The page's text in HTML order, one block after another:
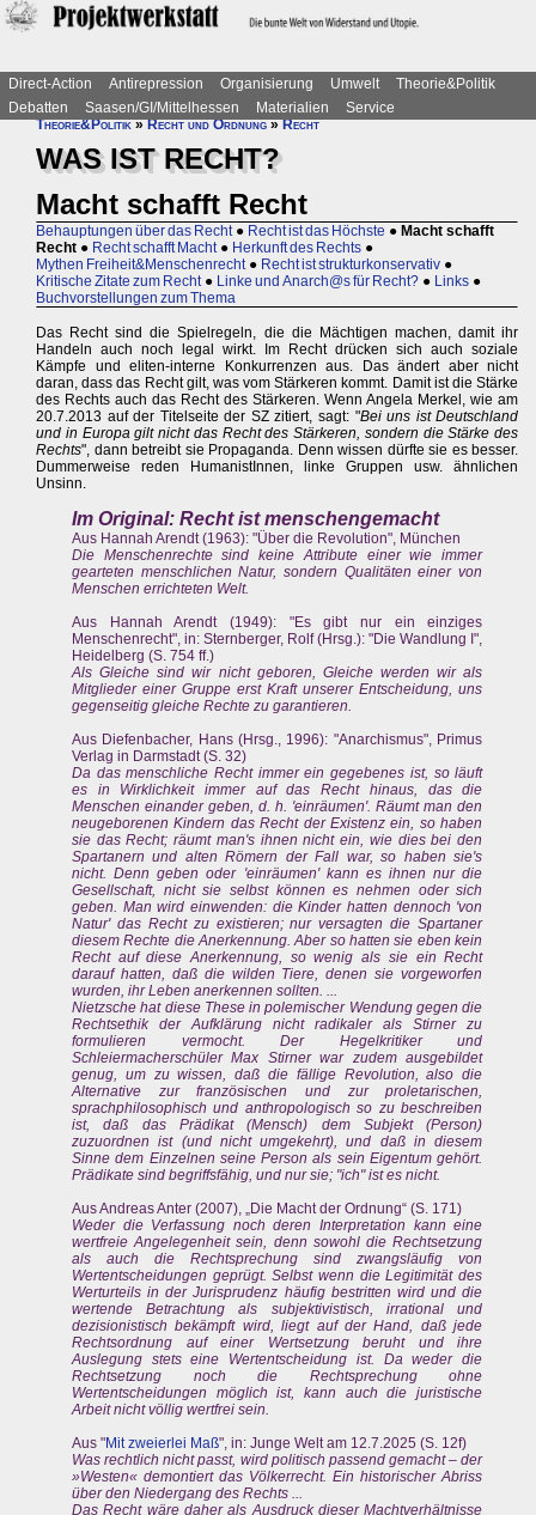
Direct-Action Antirepression Organisierung Umwelt
Theorie&Politik
Debatten
Saasen/GI/Mittelhessen Materialien
Service
Theorie&Politik»Recht und Ordnung»Recht
WAS IST RECHT?
Macht schafft Recht
Behauptungen über das Recht ● Recht ist das Höchste ● Macht schafft
Recht ● Recht schafft Macht ● Herkunft des Rechts ●
Mythen Freiheit&Menschenrecht ● Recht ist strukturkonservativ ●
Kritische Zitate zum Recht ● Linke und Anarch@s für Recht? ● Links ●
Buchvorstellungen zum Thema
Das Recht sind die Spielregeln, die die Mächtigen machen, damit ihr
Handeln auch noch legal wirkt. Im Recht drücken sich auch soziale
Kämpfe und eliten-interne Konkurrenzen aus. Das ändert aber nicht
daran, dass das Recht gilt, was vom Stärkeren kommt. Damit ist die Stärke
des Rechts auch das Recht des Stärkeren. Wenn Angela Merkel, wie am
20.7.2013 auf der Titelseite der SZ zitiert, sagt: "Bei uns ist Deutschland
und in Europa gilt nicht das Recht des Stärkeren, sondern die Stärke des
Rechts", dann betreibt sie Propaganda. Denn wissen dürfte sie es besser.
Dummerweise reden HumanistInnen, linke Gruppen usw. ähnlichen
Unsinn.
Im Original: Recht ist menschengemacht
Aus Hannah Arendt (1963): "Über die Revolution", München
Die Menschenrechte sind keine Attribute einer wie immer
gearteten menschlichen Natur, sondern Qualitäten einer von
Menschen errichteten Welt.
Aus Hannah Arendt (1949): "Es gibt nur ein einziges
Menschenrecht", in: Sternberger, Rolf (Hrsg.): "Die Wandlung I",
Heidelberg (S. 754 ff.)
Als Gleiche sind wir nicht geboren, Gleiche werden wir als
Mitglieder einer Gruppe erst Kraft unserer Entscheidung, uns
gegenseitig gleiche Rechte zu garantieren.
Aus Diefenbacher, Hans (Hrsg., 1996): "Anarchismus", Primus
Verlag in Darmstadt (S. 32)
Da das menschliche Recht immer ein gegebenes ist, so läuft
es in Wirklichkeit immer auf das Recht hinaus, das die
Menschen einander geben, d. h. 'einräumen'. Räumt man den
neugeborenen Kindern das Recht der Existenz ein, so haben
sie das Recht; räumt man's ihnen nicht ein, wie dies bei den
Spartanern und alten Römern der Fall war, so haben sie's
nicht. Denn geben oder 'einräumen' kann es ihnen nur die
Gesellschaft, nicht sie selbst können es nehmen oder sich
geben. Man wird einwenden: die Kinder hatten dennoch 'von
Natur' das Recht zu existieren; nur versagten die Spartaner
diesem Rechte die Anerkennung. Aber so hatten sie eben kein
Recht auf diese Anerkennung, so wenig als sie ein Recht
darauf hatten, daß die wilden Tiere, denen sie vorgeworfen
wurden, ihr Leben anerkennen sollten. ...
Nietzsche hat diese These in polemischer Wendung gegen die
Rechtsethik der Aufklärung nicht radikaler als Stirner zu
formulieren vermocht. Der Hegelkritiker und
Schleiermacherschüler Max Stirner war zudem ausgebildet
genug, um zu wissen, daß die fällige Revolution, also die
Alternative zur französischen und zur proletarischen,
sprachphilosophisch und anthropologisch so zu beschreiben
ist, daß das Prädikat (Mensch) dem Subjekt (Person)
zuzuordnen ist (und nicht umgekehrt), und daß in diesem
Sinne dem Einzelnen seine Person als sein Eigentum gehört.
Prädikate sind begriffsfähig, und nur sie; "ich" ist es nicht.
Aus Andreas Anter (2007), „Die Macht der Ordnung“ (S. 171)
Weder die Verfassung noch deren Interpretation kann eine
wertfreie Angelegenheit sein, denn sowohl die Rechtsetzung
als auch die Rechtsprechung sind zwangsläufig von
Wertentscheidungen geprügt. Selbst wenn die Legitimität des
Werturteils in der Jurisprudenz häufig bestritten wird und die
wertende Betrachtung als subjektivistisch, irrational und
dezisionistisch bekämpft wird, liegt auf der Hand, daß jede
Rechtsordnung auf einer Wertsetzung beruht und ihre
Auslegung stets eine Wertentscheidung ist. Da weder die
Rechtsetzung noch die Rechtsprechung ohne
Wertentscheidungen möglich ist, kann auch die juristische
Arbeit nicht völlig wertfrei sein.
Aus "Mit zweierlei Maß", in: Junge Welt am 12.7.2025 (S. 12f)
Was rechtlich nicht passt, wird politisch passend gemacht – der
»Westen« demontiert das Völkerrecht. Ein historischer Abriss
über den Niedergang des Rechts ...
Das Recht wäre daher als Ausdruck dieser Machtverhältnisse